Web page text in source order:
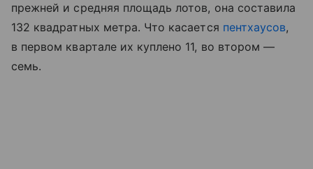
прежней и средняя площадь лотов, она составила
132 квадратных метра. Что касается пентхаусов,
в первом квартале их куплено 11, во втором —
семь.